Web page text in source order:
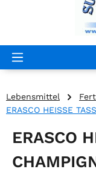
Lebensmittel
ERASCO HEISSE
ERASCO